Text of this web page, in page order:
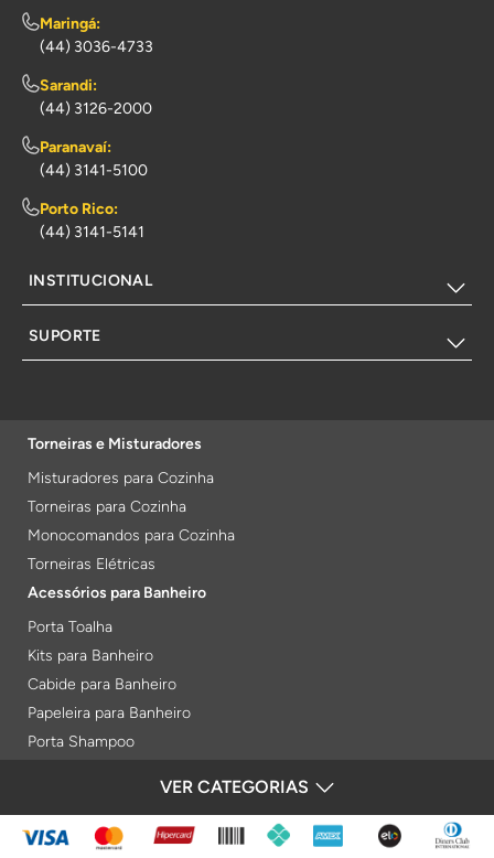
Maringá:
(44) 3036-4733
Sarandi:
(44) 3126-2000
Paranavaí:
(44) 3141-5100
Porto Rico:
(44) 3141-5141
INSTITUCIONAL
SUPORTE
Torneiras e Misturadores
Misturadores para Cozinha
Torneiras para Cozinha
Monocomandos para Cozinha
Torneiras Elétricas
Acessórios para Banheiro
Porta Toalha
Kits para Banheiro
Cabide para Banheiro
Papeleira para Banheiro
Porta Shampoo
Porta Toalha Aquecido
VER CATEGORIAS
FORMAS DE PAGAMENTO